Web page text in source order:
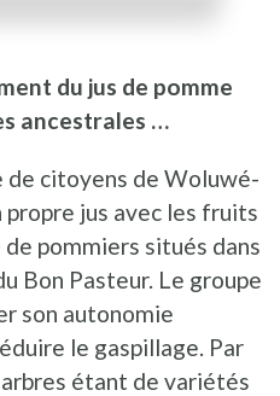
du jus de pomme
ancestrales …
de citoyens de Woluwé-
jus avec les fruits
pommiers situés dans
Bon Pasteur. Le groupe
son autonomie
le gaspillage. Par
étant de variétés